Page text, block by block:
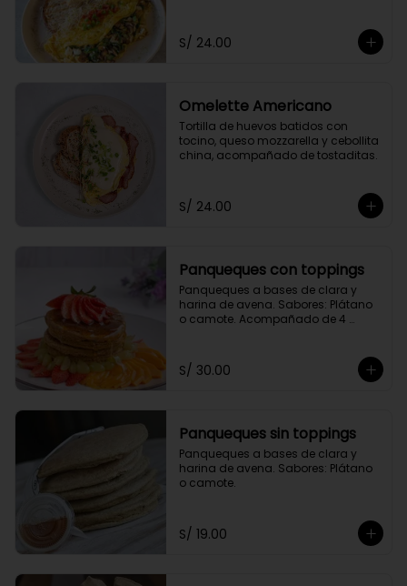
S/ 24.00
Omelette Americano
Tortilla de huevos batidos con
tocino, queso mozzarella y cebollita
china, acompañado de tostaditas.
S/ 24.00
Panqueques con toppings
Panqueques a bases de clara y
harina de avena. Sabores: Plátano
o camote. Acompañado de 4
S/ 30.00
Panqueques sin toppings
Panqueques a bases de clara y
harina de avena. Sabores: Plátano
o camote.
S/ 19.00